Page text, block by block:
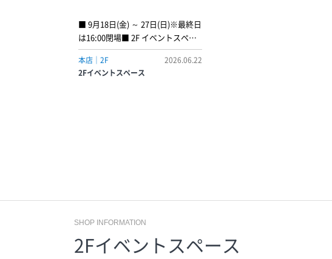
■ 9月18日(金) ～ 27日(日)※最終日
は16:00閉場■ 2F イベントスペー
ス1967年の発売以来、世代を超え
て愛されているリカちゃん。福島
県にあるリカちゃんのテーマパー
レスや小物を組合せて自分だけの
設ページにて追ってご紹介いたし
ます。＼こちらもチェック／『リ
カちゃんキャッスル』公式HPはこ
本店｜2F
2026.06.22
2Fイベントスペース
SHOP INFORMATION
2Fイベントスペース